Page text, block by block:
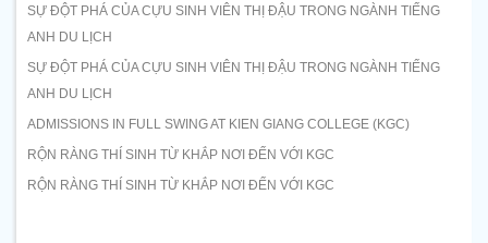
SỰ ĐỘT PHÁ CỦA CỰU SINH VIÊN THỊ ĐẬU TRONG NGÀNH TIẾNG
ANH DU LỊCH
SỰ ĐỘT PHÁ CỦA CỰU SINH VIÊN THỊ ĐẬU TRONG NGÀNH TIẾNG
ANH DU LỊCH
ADMISSIONS IN FULL SWING AT KIEN GIANG COLLEGE (KGC)
RỘN RÀNG THÍ SINH TỪ KHẮP NƠI ĐẾN VỚI KGC
RỘN RÀNG THÍ SINH TỪ KHẮP NƠI ĐẾN VỚI KGC